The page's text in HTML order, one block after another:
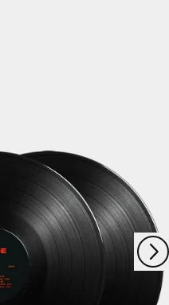
nächstes